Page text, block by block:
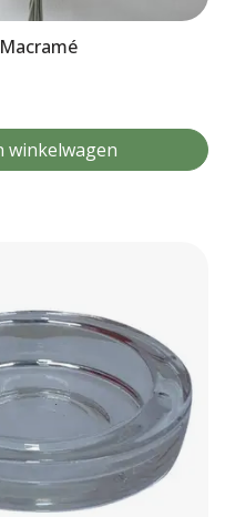
winkelwagen